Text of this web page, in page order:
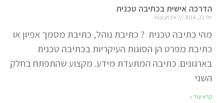
הדרכה אישית בכתיבה טכנית
יולי 22, 2014 אין תגובות
מהי כתיבה טכנית ? כתיבת נוהל, כתיבת מסמך אפיון או
כתיבת מפרט הן הסוגות העיקריות בכתיבה טכנית
בארגונים. כתיבה המתעדת מידע. מקצוע שהתפתח בחלק
השני
קרא עוד »